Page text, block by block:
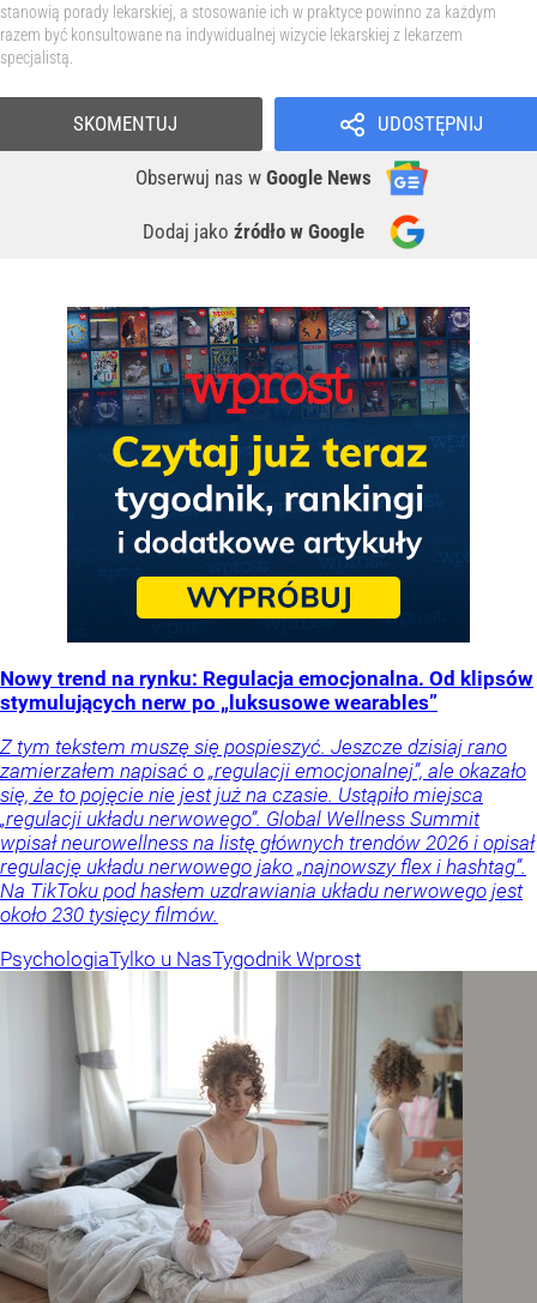
stanowią porady lekarskiej, a stosowanie ich w praktyce powinno za każdym
razem być konsultowane na indywidualnej wizycie lekarskiej z lekarzem
specjalistą.
UDOSTĘPNIJ
Obserwuj nas w Google News
Dodaj jako źródło w Google
SKOMENTUJ
Nowy trend na rynku: Regulacja emocjonalna. Od klipsów
stymulujących nerw po „luksusowe wearables”
Z tym tekstem muszę się pospieszyć. Jeszcze dzisiaj rano
zamierzałem napisać o „regulacji emocjonalnej”, ale okazało
się, że to pojęcie nie jest już na czasie. Ustąpiło miejsca
„regulacji układu nerwowego”. Global Wellness Summit
wpisał neurowellness na listę głównych trendów 2026 i opisał
regulację układu nerwowego jako „najnowszy flex i hashtag”.
Na TikToku pod hasłem uzdrawiania układu nerwowego jest
około 230 tysięcy filmów.
PsychologiaTylko u NasTygodnik Wprost